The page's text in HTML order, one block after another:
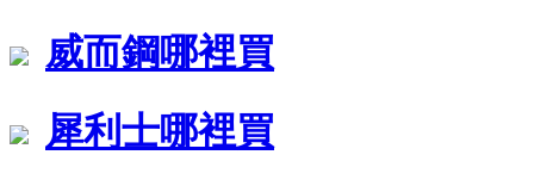
威而鋼哪裡買
犀利士哪裡買